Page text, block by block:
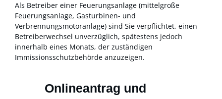
Als Betreiber einer Feuerungsanlage (mittelgroße
Feuerungsanlage, Gasturbinen- und
Verbrennungsmotoranlage) sind Sie verpflichtet, einen
Betreiberwechsel unverzüglich, spätestens jedoch
innerhalb eines Monats, der zuständigen
Immissionsschutzbehörde anzuzeigen.
Onlineantrag und